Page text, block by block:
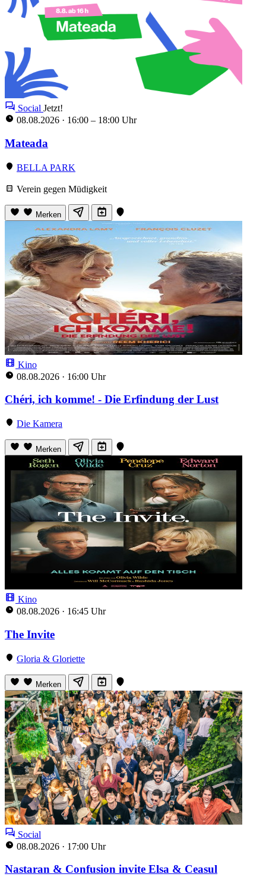
Social Jetzt!
08.08.2026 · 16:00 – 18:00 Uhr
Mateada
BELLA PARK
Verein gegen Müdigkeit
Merken
Kino
08.08.2026 · 16:00 Uhr
Chéri, ich komme! - Die Erfindung der Lust
Die Kamera
Merken
Kino
08.08.2026 · 16:45 Uhr
The Invite
Gloria & Gloriette
Merken
Social
08.08.2026 · 17:00 Uhr
Nastaran & Confusion invite Elsa & Ceasul